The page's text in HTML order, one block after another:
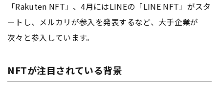
「Rakuten NFT」、4月にはLINEの「LINE NFT」がスタ
ートし、メルカリが参入を発表するなど、大手企業が
次々と参入しています。
NFTが注目されている背景